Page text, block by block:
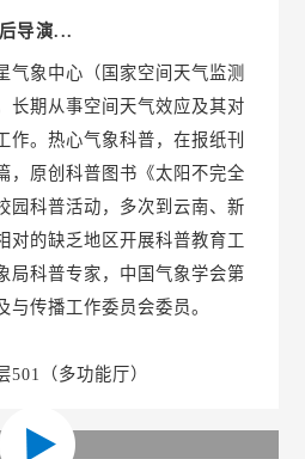
导演...
气象中心（国家空间天气监测
长期从事空间天气效应及其对
作。热心气象科普，在报纸刊
，原创科普图书《太阳不完全
园科普活动，多次到云南、新
对的缺乏地区开展科普教育工
局科普专家，中国气象学会第
与传播工作委员会委员。
（多功能厅）